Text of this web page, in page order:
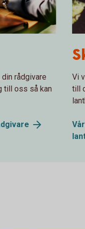
rådgivare
till oss så kan
Vi
till